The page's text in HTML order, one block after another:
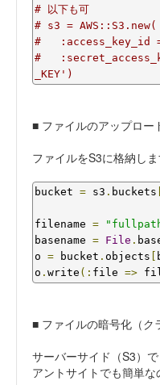
# 以下も可
# s3 = AWS::S3.new(
#   :access_key_id =>
#
_KEY')
■ ファイルのアップロー
ファイルをS3に格納しま
bucket = s3 . buckets
filename =
basename = File .
o = bucket . objects
o . write (: file =>
■ ファイルの暗号化（ク
サーバーサイド（S3）
アントサイトでも簡単な